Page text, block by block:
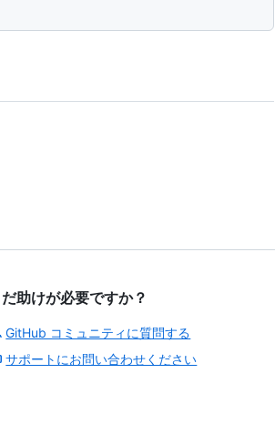
だ助けが必要ですか？
GitHub コミュニティに質問する
サポートにお問い合わせください